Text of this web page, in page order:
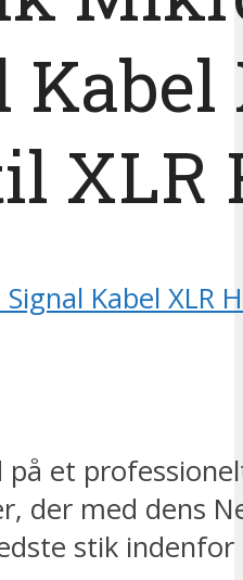
Kabel
XLR
et
der med dens
stik indenfor